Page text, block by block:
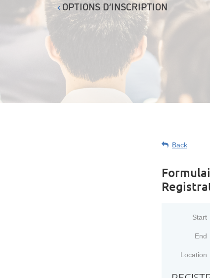
OPTIONS D’INSCRIPTION